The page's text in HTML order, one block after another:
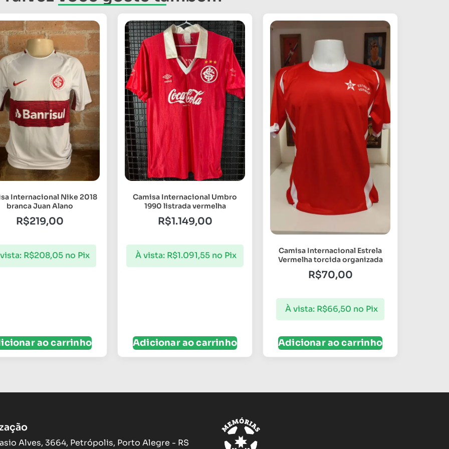
Internacional Nike 2018
branca Juan Alano
R$219,00
R$208,05 no Pix
ao carrinho
Camisa Internacional Umbro
1990 listrada vermelha
R$1.149,00
À vista: R$1.091,55 no Pix
Adicionar ao carrinho
Camisa Internacional Estrela
Vermelha torcida organizada
R$70,00
À vista: R$66,50 no Pix
Adicionar ao carrinho
Alves, 3664, Petrópolis, Porto Alegre - RS